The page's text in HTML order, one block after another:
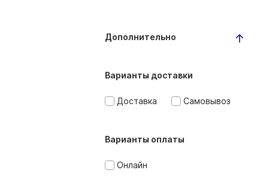
Дополнительно
Варианты доставки
Доставка Самовывоз
Варианты оплаты
Онлайн